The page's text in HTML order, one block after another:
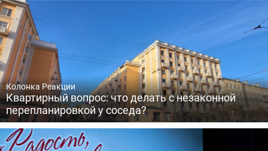
Колонка Реакции
Квартирный вопрос: что делать с незаконной
перепланировкой у соседа?